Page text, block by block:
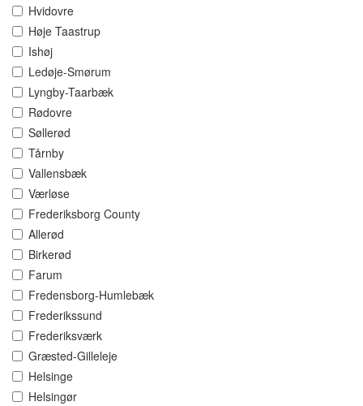
Hvidovre
Høje Taastrup
Ishøj
Ledøje-Smørum
Lyngby-Taarbæk
Rødovre
Søllerød
Tårnby
Vallensbæk
Værløse
Frederiksborg County
Allerød
Birkerød
Farum
Fredensborg-Humlebæk
Frederikssund
Frederiksværk
Græsted-Gilleleje
Helsinge
Helsingør